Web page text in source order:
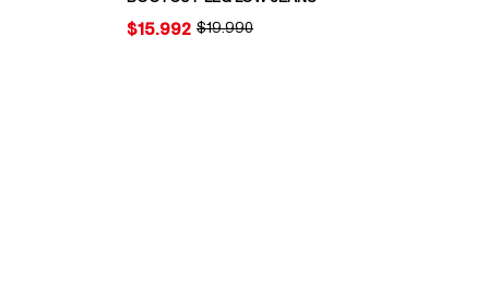
ORIGINAL PRICE:
$19.990
PRICE:
$15.992